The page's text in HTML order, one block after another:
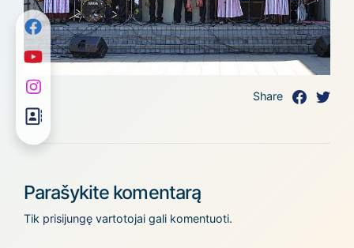
Share
Parašykite komentarą
Tik prisijungęvartotojai gali komentuoti.